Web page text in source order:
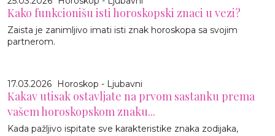
Kako funkcionišu isti horoskopski znaci u vezi?
Zaista je zanimljivo imati isti znak horoskopa sa svojim
partnerom.
17.03.2026 Horoskop - Ljubavni
Kakav utisak ostavljate na prvom sastanku prema
vašem horoskopskom znaku...
Kada pažljivo ispitate sve karakteristike znaka zodijaka,